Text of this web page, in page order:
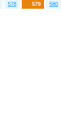
578 579 580